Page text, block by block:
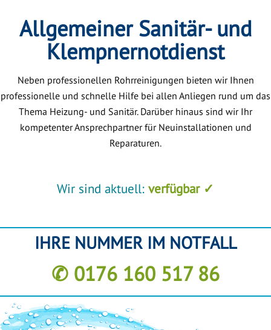
Allgemeiner Sanitär- und
Klempnernotdienst
Neben professionellen Rohrreinigungen bieten wir Ihnen
professionelle und schnelle Hilfe bei allen Anliegen rund um das
Thema Heizung- und Sanitär. Darüber hinaus sind wir Ihr
kompetenter Ansprechpartner für Neuinstallationen und
Reparaturen.
Wir sind aktuell: verfügbar ✓
IHRE NUMMER IM NOTFALL
✆ 0176 160 517 86